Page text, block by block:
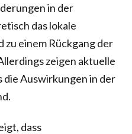
in der
das lokale
zu einem Rückgang der
zeigen aktuelle
die Auswirkungen in der
dass